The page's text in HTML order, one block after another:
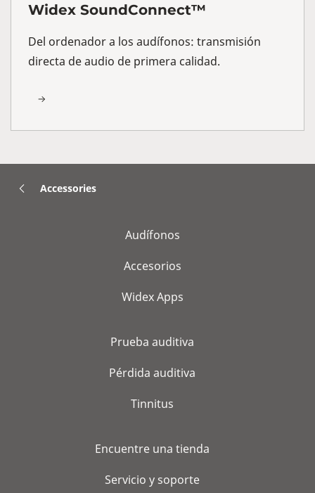
Widex SoundConnect™
Del ordenador a los audífonos: transmisión
directa de audio de primera calidad.
Accessories
Audífonos
Accesorios
Widex Apps
Prueba auditiva
Pérdida auditiva
Tinnitus
Encuentre una tienda
Servicio y soporte